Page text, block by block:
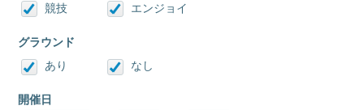
競技
エンジョイ
グラウンド
あり
なし
開催日